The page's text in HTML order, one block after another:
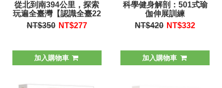
從北到南394公里，探索
玩遍全臺灣【認識全臺22
個縣市景點歷史，豐富地
理知識。】
NT$350 NT$277
加入購物車
科學健身解剖：501式瑜
伽伸展訓練
NT$420 NT$332
加入購物車